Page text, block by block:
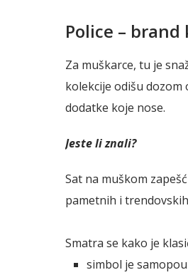
Police –
Za muškarce, tu je
kolekcije odišu
dodatke koje nose.
Jeste li znali?
Sat na muškom
pametnih i
Smatra se kako je
simbol je